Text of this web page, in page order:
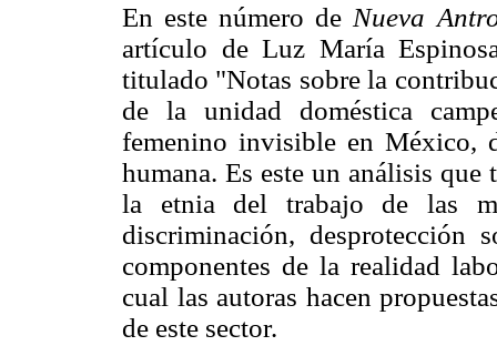
En este número de Nueva
artículo de Luz María
titulado "Notas sobre la
de la unidad doméstica
femenino invisible en México,
humana. Es este un análisis
la etnia del trabajo de las
discriminación, desprotección
componentes de la realidad
cual las autoras hacen
de este sector.